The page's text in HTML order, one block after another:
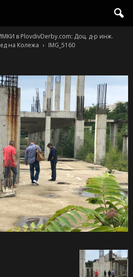
в PlovdivDerby.com: Доц. д-р инж.
на Колежа
IMG_5160